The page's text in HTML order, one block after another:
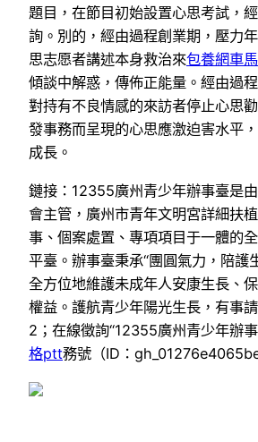
題目，在節目初始設置心思考試，
詢。別的，經由過程創業期，壓力
思志愿者講述本身救治來包養網車
傾談中解惑，傳佈正能量。經由過
對持有不良情感的來訪者停止心思
發事務而呈現的心思應激迫害水平
成長。
鏈接：12355廣州青少年辦事臺是
會主管，廣州市青年文明宮詳細扶
事、個案處置、專項項目于一體的
平臺。辦事臺秉承“團圓氣力，陪護
全方位地維護未成年人安康生長、
權益。護航青少年陽光生長，有事
2；在線徵詢“12355廣州青少年辦
格ptt務號（ID：